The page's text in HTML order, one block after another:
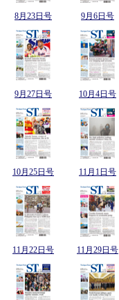
8月23日号 9月6日号
9月27日号 10月4日号
10月25日号 11月1日号
11月22日号 11月29日号